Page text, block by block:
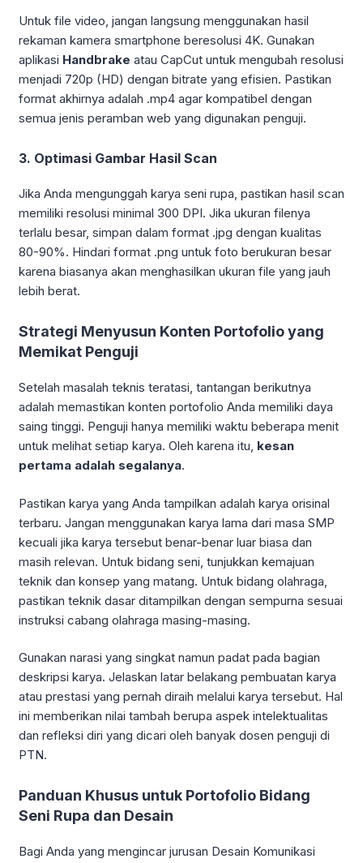
Untuk file video, jangan langsung menggunakan hasil
rekaman kamera smartphone beresolusi 4K. Gunakan
aplikasi Handbrake atau CapCut untuk mengubah resolusi
menjadi 720p (HD) dengan bitrate yang efisien. Pastikan
format akhirnya adalah .mp4 agar kompatibel dengan
semua jenis peramban web yang digunakan penguji.
3. Optimasi Gambar Hasil Scan
Jika Anda mengunggah karya seni rupa, pastikan hasil scan
memiliki resolusi minimal 300 DPI. Jika ukuran filenya
terlalu besar, simpan dalam format .jpg dengan kualitas
80-90%. Hindari format .png untuk foto berukuran besar
karena biasanya akan menghasilkan ukuran file yang jauh
lebih berat.
Strategi Menyusun Konten Portofolio yang
Memikat Penguji
Setelah masalah teknis teratasi, tantangan berikutnya
adalah memastikan konten portofolio Anda memiliki daya
saing tinggi. Penguji hanya memiliki waktu beberapa menit
untuk melihat setiap karya. Oleh karena itu, kesan
pertama adalah segalanya.
Pastikan karya yang Anda tampilkan adalah karya orisinal
terbaru. Jangan menggunakan karya lama dari masa SMP
kecuali jika karya tersebut benar-benar luar biasa dan
masih relevan. Untuk bidang seni, tunjukkan kemajuan
teknik dan konsep yang matang. Untuk bidang olahraga,
pastikan teknik dasar ditampilkan dengan sempurna sesuai
instruksi cabang olahraga masing-masing.
Gunakan narasi yang singkat namun padat pada bagian
deskripsi karya. Jelaskan latar belakang pembuatan karya
atau prestasi yang pernah diraih melalui karya tersebut. Hal
ini memberikan nilai tambah berupa aspek intelektualitas
dan refleksi diri yang dicari oleh banyak dosen penguji di
PTN.
Panduan Khusus untuk Portofolio Bidang
Seni Rupa dan Desain
Bagi Anda yang mengincar jurusan Desain Komunikasi